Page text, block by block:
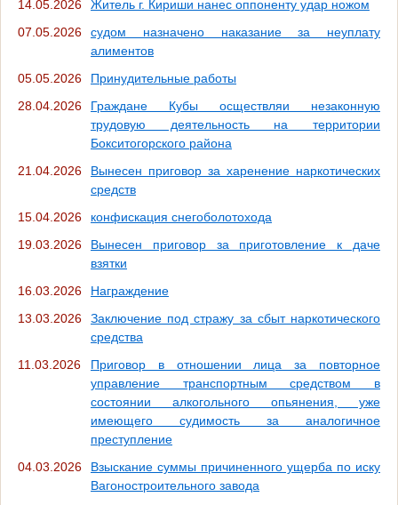
14.05.2026
Житель г. Кириши нанес оппоненту удар ножом
07.05.2026
судом назначено наказание за неуплату
алиментов
05.05.2026
Принудительные работы
28.04.2026
Граждане Кубы осществляи незаконную
трудовую деятельность на территории
Бокситогорского района
21.04.2026
Вынесен приговор за харенение наркотических
средств
15.04.2026
конфискация снегоболотохода
19.03.2026
Вынесен приговор за приготовление к даче
взятки
16.03.2026
Награждение
13.03.2026
Заключение под стражу за сбыт наркотического
средства
11.03.2026
Приговор в отношении лица за повторное
управление транспортным средством в
состоянии алкогольного опьянения, уже
имеющего судимость за аналогичное
преступление
04.03.2026
Взыскание суммы причиненного ущерба по иску
Вагоностроительного завода